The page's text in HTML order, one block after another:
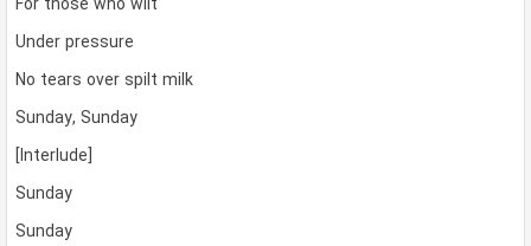
Under pressure
No tears over spilt milk
Sunday, Sunday
[Interlude]
Sunday
Sunday